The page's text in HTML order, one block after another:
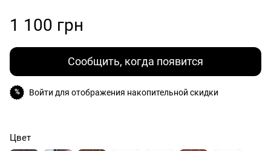
1 100 грн
Сообщить, когда появится
% Войти для отображения накопительной скидки
Цвет